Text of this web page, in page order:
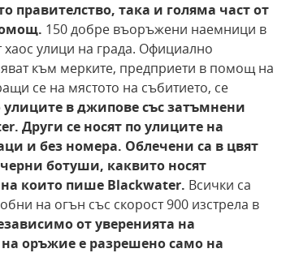
правителство, така и голяма част от
150 добре въоръжени наемници в
улици на града. Официално
към мерките, предприети в помощ на
се на мястото на събитието, се
улиците в джиповесъс затъмнени
Други се носят по улиците на
и без номера. Облечени са в цвят
ботуши, каквито носят
които пише Blackwater. Всички са
на огън със скорост 900 изстрела в
от уверенията на
оръжие е разрешено само на